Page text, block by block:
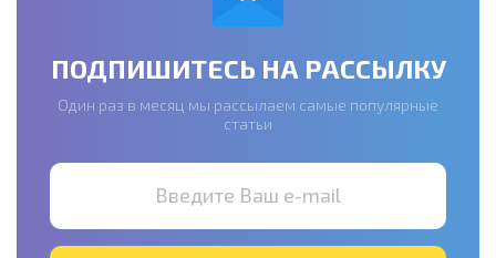
ПОДПИШИТЕСЬ НА РАССЫЛКУ
Один раз в месяц мы рассылаем самые популярные
статьи
Введите Ваш e-mail